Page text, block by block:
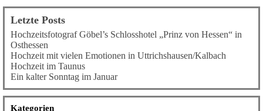
Letzte Posts
Hochzeitsfotograf Göbel’s Schlosshotel „Prinz von Hessen“ in
Osthessen
Hochzeit mit vielen Emotionen in Uttrichshausen/Kalbach
Hochzeit im Taunus
Ein kalter Sonntag im Januar
Kategorien